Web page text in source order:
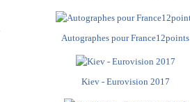
Autographes pour France12points
Kiev - Eurovision 2017